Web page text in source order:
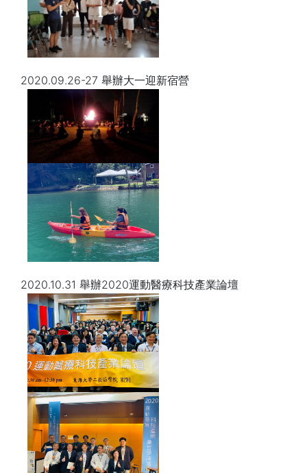
2020.09.26-27 舉辦大一迎新宿營
2020.10.31 舉辦2020運動醫療科技產業論壇